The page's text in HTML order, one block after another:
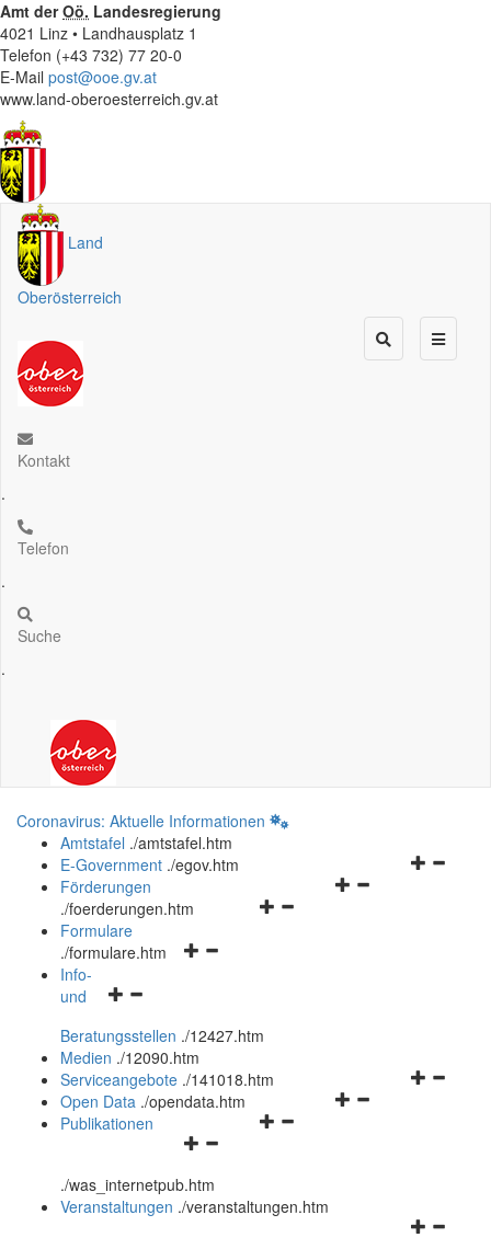
Amt derOö. Landesregierung
4021 Linz • Landhausplatz 1
Telefon (+43 732) 77 20-0
E-Mail post@ooe.gv.at
www.land-oberoesterreich.gv.at
Land
Oberösterreich
Kontakt
.
Telefon
.
Suche
.
Coronavirus: Aktuelle Informationen
Amtstafel ./amtstafel.htm
Navigationsmenü
E-Government ./egov.htm
Navigationsmenü
Förderungen
./foerderungen.htm
Navigationsmenü
Formulare
./formulare.htm
Navigationsmenü
und
schließen
Info-
und
Beratungsstellen ./12427.htm
Medien ./12090.htm
Navigationsmenü
Serviceangebote ./141018.htm
Navigationsmenü
Open Data ./opendata.htm
Navigationsmenü
und
schließen
Publikationen
./was_internetpub.htm
Veranstaltungen ./veranstaltungen.htm